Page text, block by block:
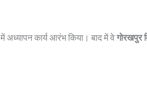
अध्यापन कार्य आरंभ किया। बाद में वेगोरखपुर